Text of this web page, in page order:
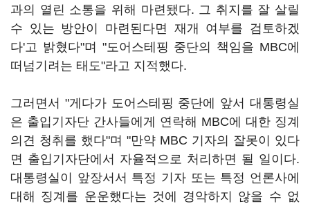
과의 열린 소통을 위해 마련됐다. 그 취지를 잘 살릴
수 있는 방안이 마련된다면 재개 여부를 검토하겠
다'고 밝혔다"며 "도어스테핑 중단의 책임을 MBC에
떠넘기려는 태도"라고 지적했다.
그러면서 "게다가 도어스테핑 중단에 앞서 대통령실
은 출입기자단 간사들에게 연락해 MBC에 대한 징계
의견 청취를 했다"며 "만약 MBC 기자의 잘못이 있다
면 출입기자단에서 자율적으로 처리하면 될 일이다.
대통령실이 앞장서서 특정 기자 또는 특정 언론사에
대해 징계를 운운했다는 것에 경악하지 않을 수 없